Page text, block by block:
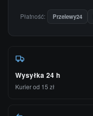
Płatność: Przelewy24
Wysyłka 24 h
Kurier od 15 zł